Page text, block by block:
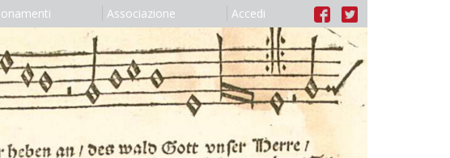
Associazione Accedi